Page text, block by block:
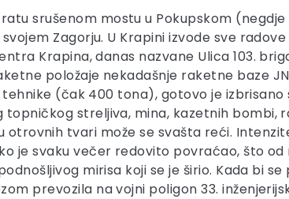
srušenom mostu u Pokupskom
Zagorju. U Krapini izvode sve radove
Krapina, danas nazvane Ulica 103.
položaje nekadašnje raketne baze
(čak 400 tona), gotovo je izbrisano
streljiva, mina, kazetnih bombi,
otrovnih tvari može se svašta reći.
je svaku večer redovito povraćao, što od
mirisa koji se je širio. Kada bi se
prevozila na vojni poligon 33.